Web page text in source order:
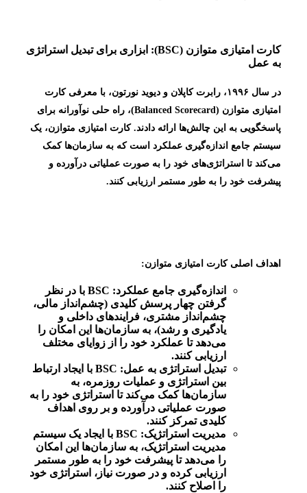
کارت امتیازی متوازن (BSC): ابزاری برای تبدیل استراتژی
به عمل
در سال ۱۹۹۶، رابرت کاپلان و دیوید نورتون، با معرفی کارت
امتیازی متوازن (Balanced Scorecard)، راه حلی نوآورانه برای
پاسخگویی به این چالش‌ها ارائه دادند. کارت امتیازی متوازن، یک
سیستم جامع اندازه‌گیری عملکرد است که به سازمان‌ها کمک
می‌کند تا استراتژی‌های خود را به صورت عملیاتی درآورده و
پیشرفت خود را به طور مستمر ارزیابی کنند.
اهداف اصلی کارت امتیازی متوازن:
اندازه‌گیری جامع عملکرد:
BSC با در نظر
گرفتن چهار پرسش کلیدی (چشم‌انداز مالی،
چشم‌انداز مشتری، فرایندهای داخلی و
یادگیری و رشد)، به سازمان‌ها این امکان را
می‌دهد تا عملکرد خود را از زوایای مختلف
ارزیابی کنند.
تبدیل استراتژی به عمل:
BSC با ایجاد ارتباط
بین استراتژی و عملیات روزمره، به
سازمان‌ها کمک می‌کند تا استراتژی خود را به
صورت عملیاتی درآورده و بر روی اهداف
کلیدی تمرکز کنند.
مدیریت استراتژیک:
BSC با ایجاد یک سیستم
مدیریت استراتژیک، به سازمان‌ها این امکان
را می‌دهد تا پیشرفت خود را به طور مستمر
ارزیابی کرده و در صورت نیاز، استراتژی خود
را اصلاح کنند.